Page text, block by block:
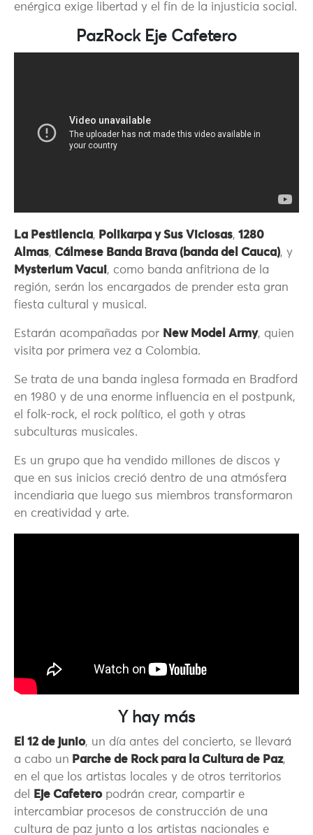
enérgica exige libertad y el fin de la injusticia social.
PazRock Eje Cafetero
La Pestilencia, Polikarpa y Sus Viciosas, 1280
Almas, Cálmese Banda Brava (banda del Cauca), y
Mysterium Vacui, como banda anfitriona de la
región, serán los encargados de prender esta gran
fiesta cultural y musical.
Estarán acompañadas por New Model Army, quien
visita por primera vez a Colombia.
Se trata de una banda inglesa formada en Bradford
en 1980 y de una enorme influencia en el postpunk,
el folk-rock, el rock político, el goth y otras
subculturas musicales.
Es un grupo que ha vendido millones de discos y
que en sus inicios creció dentro de una atmósfera
incendiaria que luego sus miembros transformaron
en creatividad y arte.
Y hay más
El 12 de junio, un día antes del concierto, se llevará
a cabo un Parche de Rock para la Cultura de Paz,
en el que los artistas locales y de otros territorios
del
Eje Cafeteropodrán crear, compartir e
intercambiar procesos de construcción de una
cultura de paz junto a los artistas nacionales e